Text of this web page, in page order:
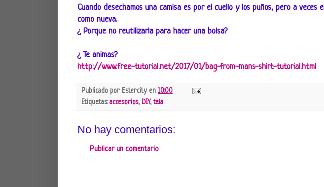
Cuando desechamos una camisa es por el cuello y los puños, pero a
como nueva.
¿ Porque no reutilizarla para hacer una bolsa?
¿ Te animas?
http://www.free-tutorial.net/2017/01/bag-from-mans-shirt-tutorial.html
Publicado por Estercity en 10:00
Etiquetas: accesorios, DIY,tela
No hay comentarios:
Publicar un comentario